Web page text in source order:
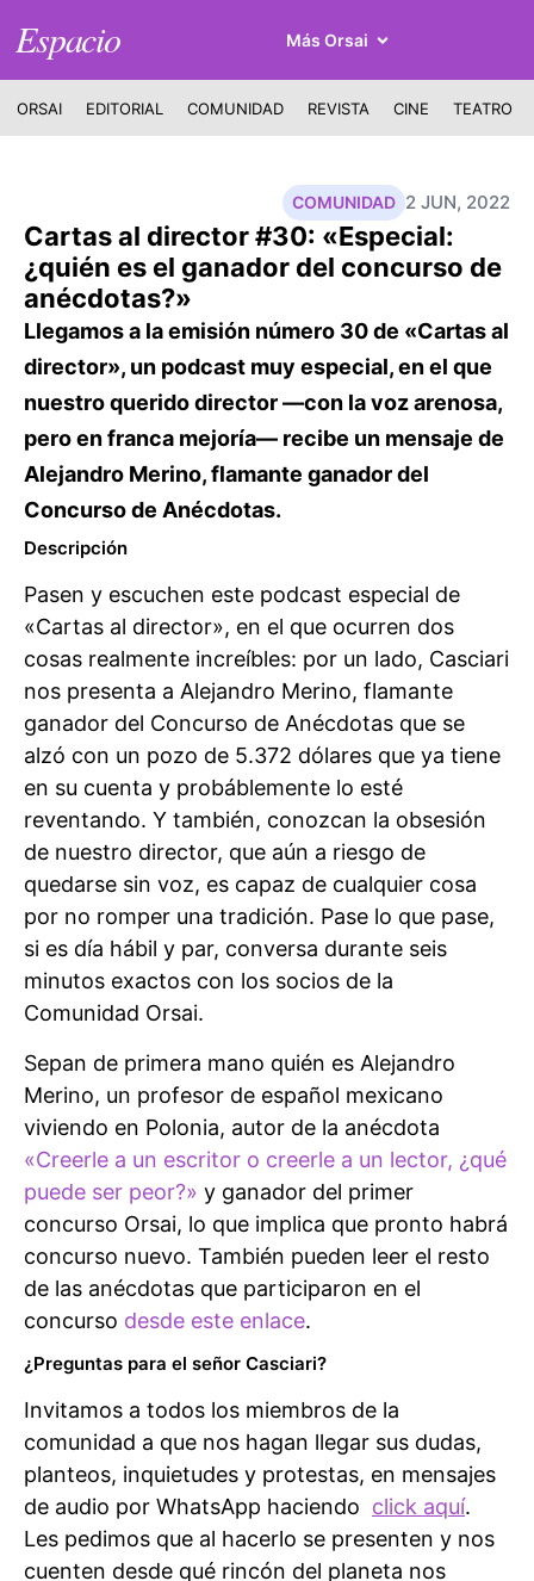
Espacio Más Orsai
ORSAI EDITORIAL COMUNIDAD REVISTA CINE TEATRO
2 JUN, 2022
COMUNIDAD
Cartas al director #30: «Especial:
¿quién es el ganador del concurso de
anécdotas?»
Llegamos a la emisión número 30 de «Cartas al
director», un podcast muy especial, en el que
nuestro querido director —con la voz arenosa,
pero en franca mejoría— recibe un mensaje de
Alejandro Merino, flamante ganador del
Concurso de Anécdotas.
Descripción
Pasen y escuchen este podcast especial de
«Cartas al director», en el que ocurren dos
cosas realmente increíbles: por un lado, Casciari
nos presenta a Alejandro Merino, flamante
ganador del Concurso de Anécdotas que se
alzó con un pozo de 5.372 dólares que ya tiene
en su cuenta y probáblemente lo esté
reventando. Y también, conozcan la obsesión
de nuestro director, que aún a riesgo de
quedarse sin voz, es capaz de cualquier cosa
por no romper una tradición. Pase lo que pase,
si es día hábil y par, conversa durante seis
minutos exactos con los socios de la
Comunidad Orsai.
Sepan de primera mano quién es Alejandro
Merino, un profesor de español mexicano
viviendo en Polonia, autor de la anécdota
«Creerle a un escritor o creerle a un lector, ¿qué
puede ser peor?» y ganador del primer
concurso Orsai, lo que implica que pronto habrá
concurso nuevo. También pueden leer el resto
de las anécdotas que participaron en el
concurso desde este enlace.
¿Preguntas para el señor Casciari?
Invitamos a todos los miembros de la
comunidad a que nos hagan llegar sus dudas,
planteos, inquietudes y protestas, en mensajes
de audio por WhatsApp haciendo click aquí.
Les pedimos que al hacerlo se presenten y nos
cuenten desde qué rincón del planeta nos